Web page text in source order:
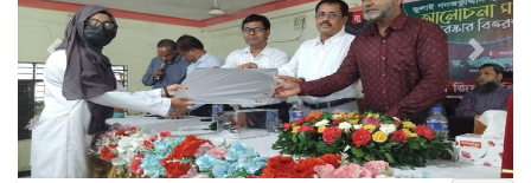
Previous Next